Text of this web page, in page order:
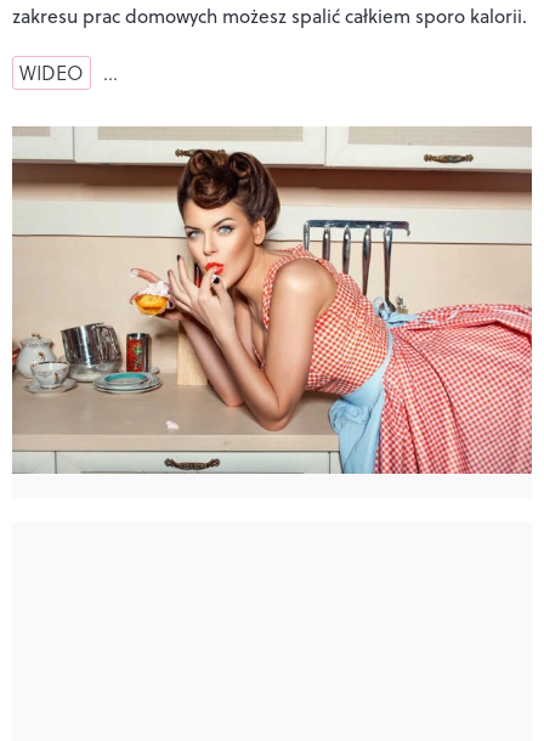
zakresu prac domowych możesz spalić całkiem sporo kalorii.
WIDEO …